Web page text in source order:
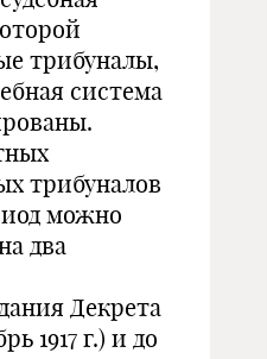
трибуналы,
система
трибуналов
можно
два
Декрета
1917 г.) и до